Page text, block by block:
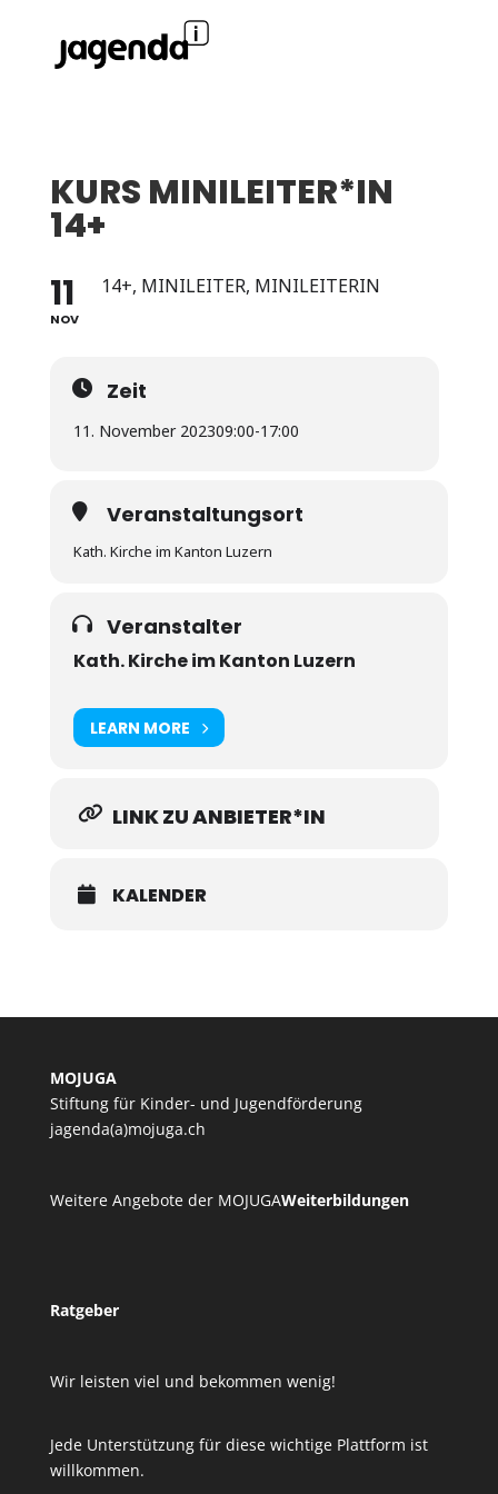
KURS MINILEITER*IN
14+
11
NOV
14+, MINILEITER, MINILEITERIN
Zeit
11. November 202309:00-17:00
Veranstaltungsort
Kath. Kirche im Kanton Luzern
Veranstalter
Kath. Kirche im Kanton Luzern
LEARN MORE
LINK ZU ANBIETER*IN
KALENDER
MOJUGA
Stiftung für Kinder- und Jugendförderung
jagenda(a)mojuga.ch
Weitere Angebote der MOJUGAWeiterbildungen
Ratgeber
Wir leisten viel und bekommen wenig!
Jede Unterstützung für diese wichtige Plattform ist
willkommen.